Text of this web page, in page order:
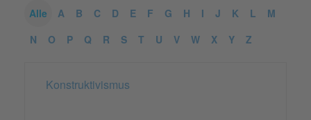
Alle A B C D E F G H I J K L
M
N
O P Q R S T U V W X Y Z
Konstruktivismus